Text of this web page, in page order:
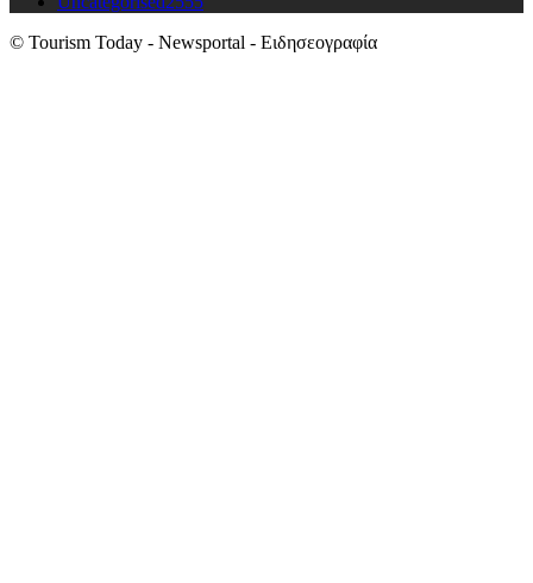
© Tourism Today - Newsportal - Ειδησεογραφία